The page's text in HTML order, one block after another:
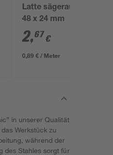
Latte sägerau 3000 x
48 x 24 mm
2,67€
0,89 € / Meter
in unserer Qualität
Werkstück zu
während der
des Stahles sorgt für